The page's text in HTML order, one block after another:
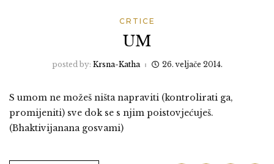
CRTICE
UM
posted by: Krsna-Katha 26. veljače 2014.
S umom ne možeš ništa napraviti (kontrolirati ga,
promijeniti) sve dok se s njim poistovjećuješ.
(Bhaktivijanana gosvami)